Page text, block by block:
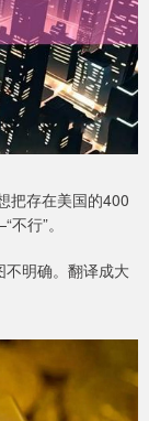
把存在美国的400
行”。
不明确。翻译成大